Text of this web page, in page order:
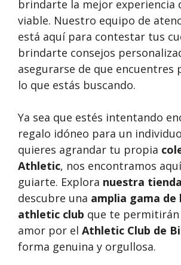
brindarte la mejor experiencia
viable. Nuestro equipo de
está aquí para contestar tus
brindarte consejos
asegurarse de que encuentres
lo que estás buscando.
Ya sea que estés intentando
regalo idóneo para un
quieres agrandar tu propia
Athletic, nos encontramos
guiarte. Explora nuestra
descubre una amplia gama de
athletic club que te permitirán
amor por el Athletic Club de
forma genuina y orgullosa.